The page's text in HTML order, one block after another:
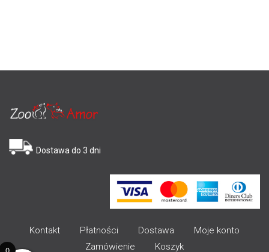
Dostawa do 3 dni
Kontakt Płatności Dostawa
Moje konto
Zamówienie
Koszyk